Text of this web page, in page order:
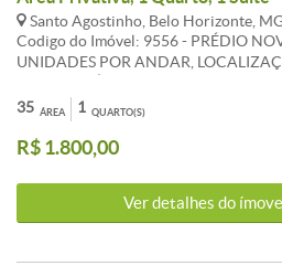
Santo Agostinho, Belo Horizonte,
Codigo do Imóvel: 9556 - PRÉDIO
UNIDADES POR ANDAR,
ELEVADOR, GÁS E ÁGUA
VAGA(ESTACIONAMENTO C/
DO PRÉDIO(OLHAR C/FERNANDO
ARMÁRIOS, SUITE, SALA
COZINHA,PEQUENA AREA
ÁREA
35 QUARTO(S)
1
R$ 1.800,00
Ver detalhes do